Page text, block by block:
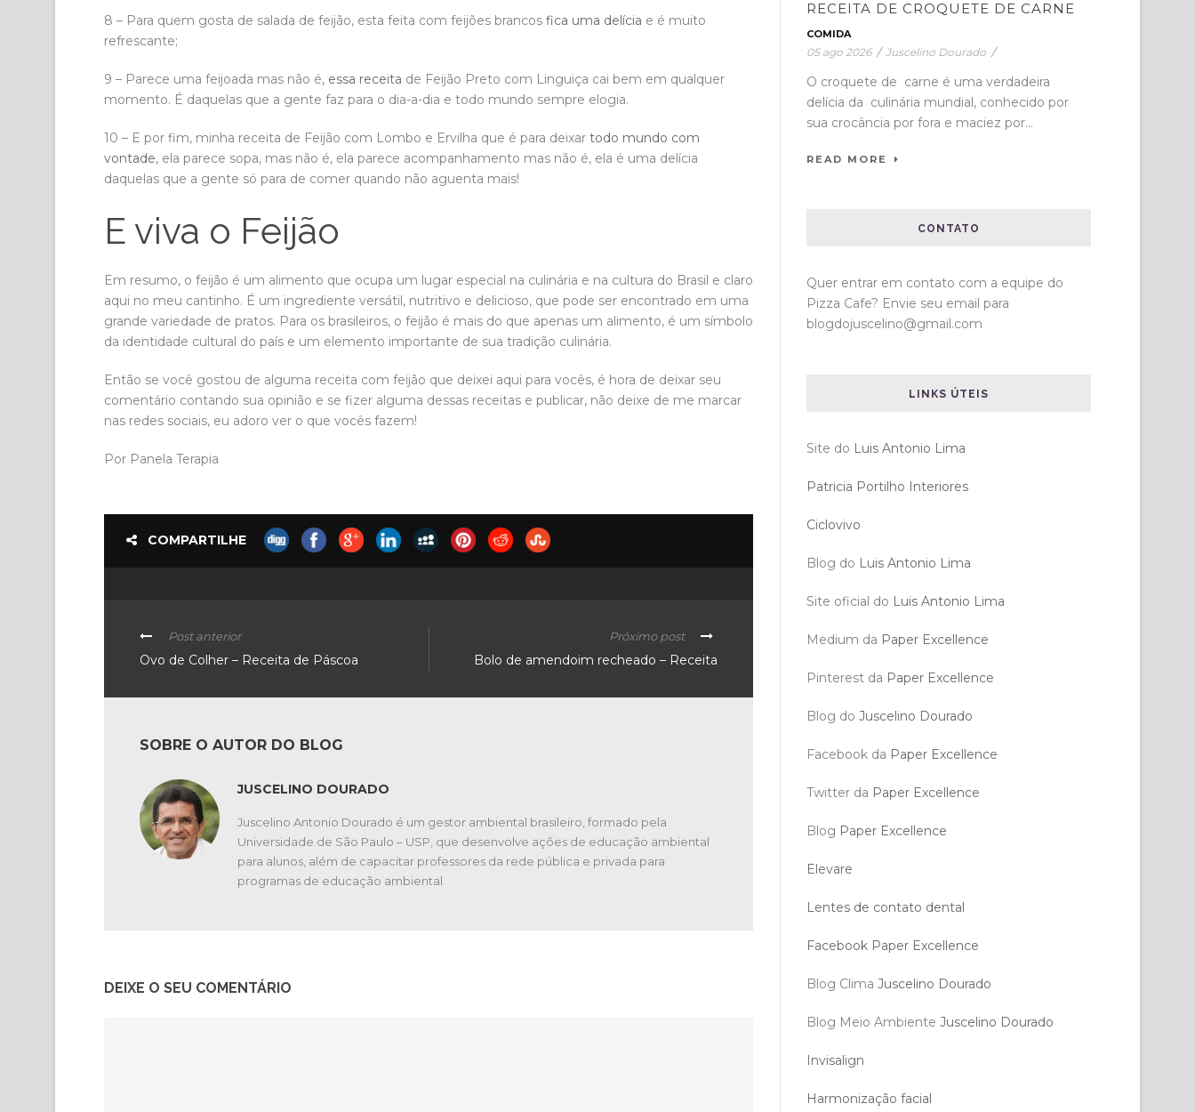
8 – Para quem gosta de salada de feijão, esta feita com feijões brancos fica uma delícia e é muito
refrescante;
9 – Parece uma feijoada mas não é, essa receita de Feijão Preto com Linguiça cai bem em qualquer
momento. É daquelas que a gente faz para o dia-a-dia e todo mundo sempre elogia.
10 – E por fim, minha receita de Feijão com Lombo e Ervilha que é para deixar todo mundo com
vontade, ela parece sopa, mas não é, ela parece acompanhamento mas não é, ela é uma delícia
daquelas que a gente só para de comer quando não aguenta mais!
E viva o Feijão
Em resumo, o feijão é um alimento que ocupa um lugar especial na culinária e na cultura do Brasil e claro
aqui no meu cantinho. É um ingrediente versátil, nutritivo e delicioso, que pode ser encontrado em uma
grande variedade de pratos. Para os brasileiros, o feijão é mais do que apenas um alimento, é um símbolo
da identidade cultural do país e um elemento importante de sua tradição culinária.
Então se você gostou de alguma receita com feijão que deixei aqui para vocês, é hora de deixar seu
comentário contando sua opinião e se fizer alguma dessas receitas e publicar, não deixe de me marcar
nas redes sociais, eu adoro ver o que vocês fazem!
Por Panela Terapia
COMPARTILHE
Post anterior
Ovo de Colher – Receita de Páscoa
Próximo post
Bolo de amendoim recheado – Receita
SOBRE O AUTOR DO BLOG
JUSCELINO DOURADO
Juscelino Antonio Dourado é um gestor ambiental brasileiro, formado pela
Universidade de São Paulo – USP, que desenvolve ações de educação ambiental
para alunos, além de capacitar professores da rede pública e privada para
programas de educação ambiental.
DEIXE O SEU COMENTÁRIO
RECEITA DE CROQUETE DE CARNE
COMIDA
05 ago 2026 / Juscelino Dourado /
O croquete de carne é uma verdadeira
delícia da culinária mundial, conhecido por
sua crocância por fora e maciez por...
READ MORE
CONTATO
Quer entrar em contato com a equipe do
Pizza Cafe? Envie seu email para
blogdojuscelino@gmail.com
LINKS ÚTEIS
Site do Luis Antonio Lima
Patricia Portilho Interiores
Ciclovivo
Blog do Luis Antonio Lima
Site oficial do Luis Antonio Lima
Medium da Paper Excellence
Pinterest da Paper Excellence
Blog do Juscelino Dourado
Facebook da Paper Excellence
Twitter da Paper Excellence
Blog Paper Excellence
Elevare
Lentes de contato dental
Facebook Paper Excellence
Blog Clima Juscelino Dourado
Blog Meio Ambiente Juscelino Dourado
Invisalign
Harmonização facial